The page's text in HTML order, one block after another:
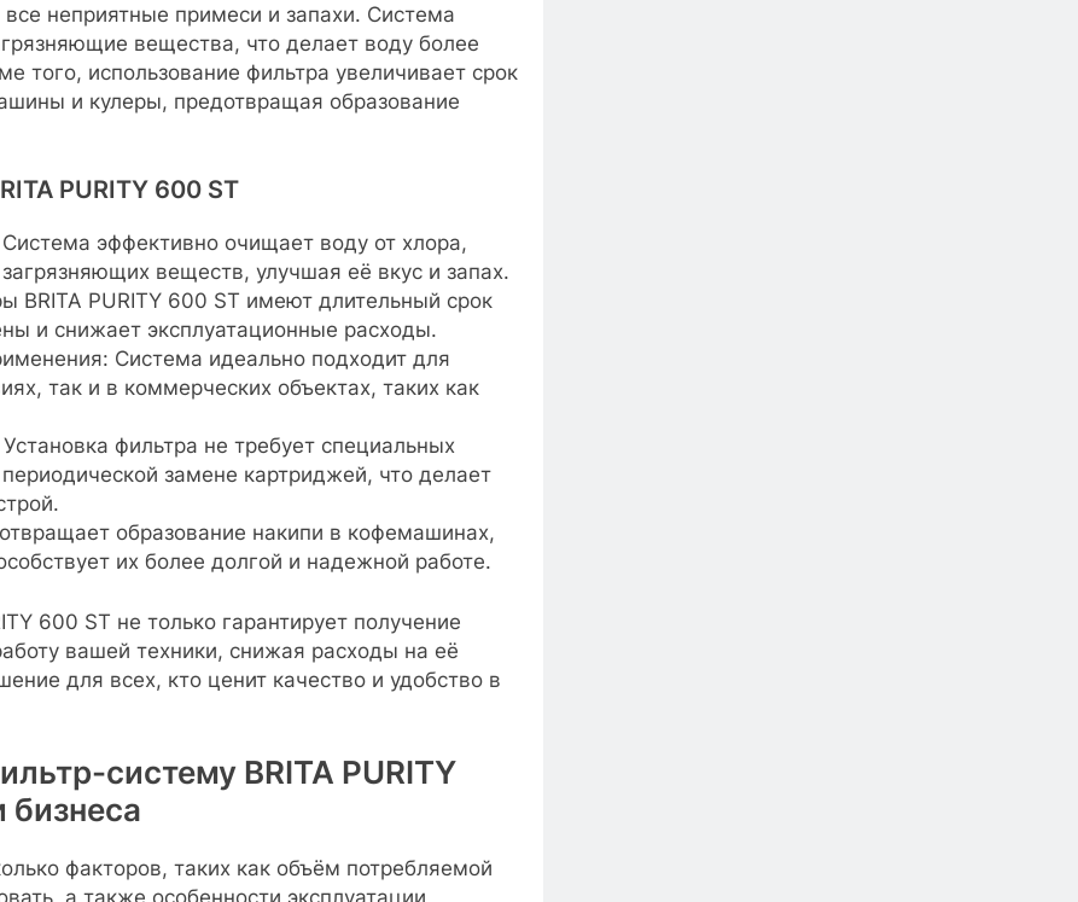
неприятные примеси и запахи. Система
вещества, что делает воду более
того, использование фильтра увеличивает срок
и кулеры, предотвращая образование
PURITY 600 ST
эффективно очищает воду от хлора,
веществ, улучшая её вкус и запах.
BRITA PURITY 600 ST имеют длительный срок
и снижает эксплуатационные расходы.
Система идеально подходит для
так и в коммерческих объектах, таких как
фильтра не требует специальных
замене картриджей, что делает
образование накипи в кофемашинах,
их более долгой и надежной работе.
600 ST не только гарантирует получение
вашей техники, снижая расходы на её
для всех, кто ценит качество и удобство в
систему BRITA PURITY
бизнеса
факторов, таких как объём потребляемой